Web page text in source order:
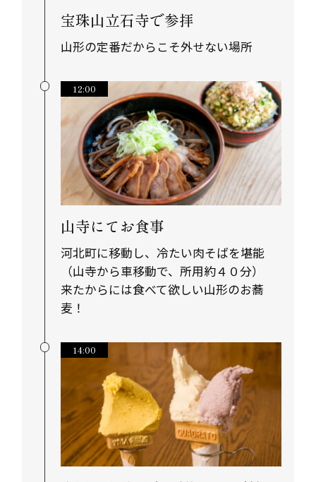
宝珠山立石寺で参拝
山形の定番だからこそ外せない場所
12:00
山寺にてお食事
河北町に移動し、冷たい肉そばを堪能
（山寺から車移動で、所用約４０分）
来たからには食べて欲しい山形のお蕎
麦！
14:00